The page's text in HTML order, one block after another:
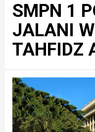
SMPN 1
JALANI
TAHFIDZ